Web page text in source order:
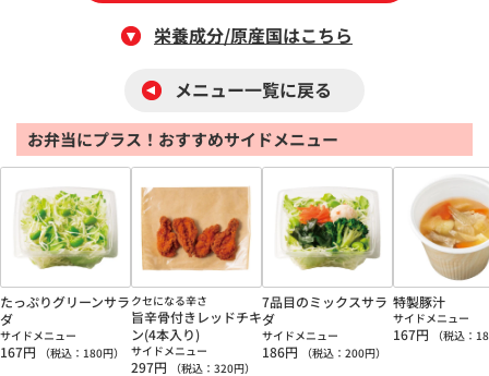
栄養成分/原産国はこちら
メニュー一覧に戻る
お弁当にプラス！おすすめサイドメニュー
たっぷりグリーンサラ
ダ
サイドメニュー
167円 （税込： 180円）
クセになる辛さ
旨辛骨付きレッドチキ
ン(4本入り)
サイドメニュー
297円 （税込： 320円）
7品目のミックスサラ
ダ
サイドメニュー
186円 （税込： 200円）
特製豚汁
サイドメニュー
167円 （税込：